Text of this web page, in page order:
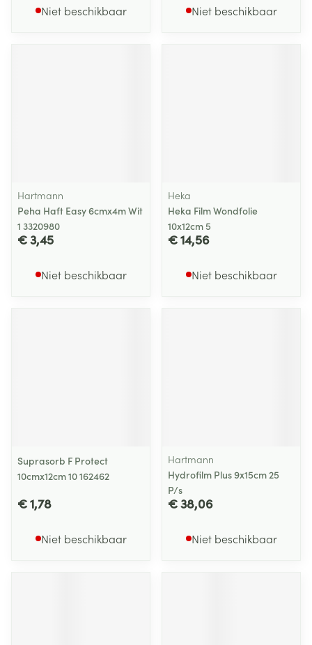
Niet beschikbaar Niet beschikbaar
Hartmann
Peha Haft Easy 6cmx4m Wit
1 3320980
€ 3,45
Niet beschikbaar
Heka
Heka Film Wondfolie
10x12cm 5
€ 14,56
Niet beschikbaar
Suprasorb F Protect
10cmx12cm 10 162462
€ 1,78
Niet beschikbaar
Hartmann
Hydrofilm Plus 9x15cm 25
P/s
€ 38,06
Niet beschikbaar